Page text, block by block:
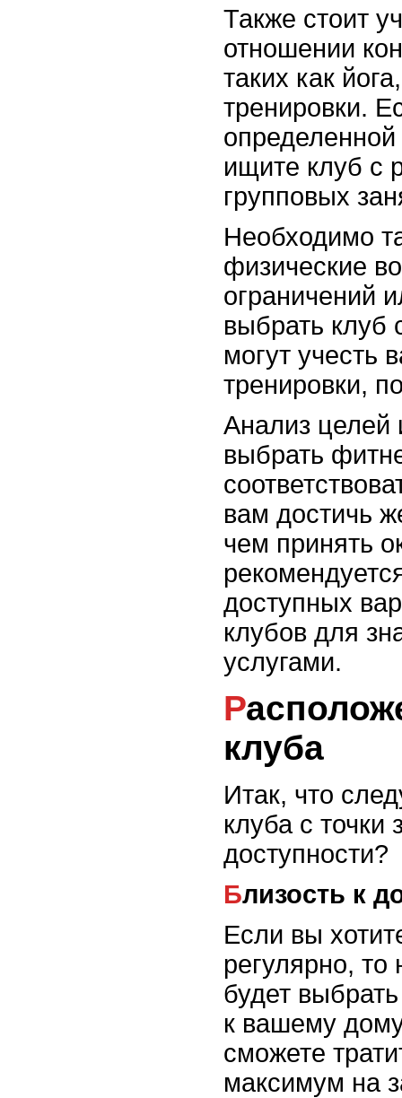
Также стоит
отношении
таких как
тренировки.
ищите клуб с
групповых
Необходимо
физические
ограничений
выбрать клуб
могут учесть
тренировки,
Анализ целей
выбрать
вам достичь
чем принять
доступных
клубов для
услугами.
Расположение и доступность
клуба
Итак, что
клуба с точки
доступности?
Близость к
Если вы
регулярно,
будет
к вашему
сможете
максимум на